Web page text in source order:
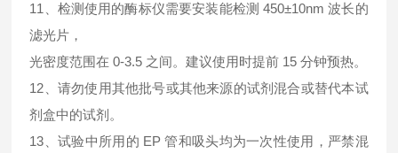
11、检测使用的酶标仪需要安装能检测 450±10nm 波长的
滤光片，
光密度范围在 0-3.5 之间。建议使用时提前 15 分钟预热。
12、请勿使用其他批号或其他来源的试剂混合或替代本试
剂盒中的试剂。
13、试验中所用的 EP 管和吸头均为一次性使用，严禁混